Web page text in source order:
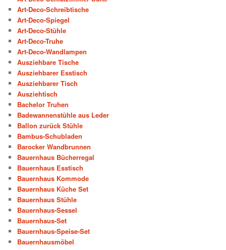
Art-Deco-Schreibtische
Art-Deco-Spiegel
Art-Deco-Stühle
Art-Deco-Truhe
Art-Deco-Wandlampen
Ausziehbare Tische
Ausziehbarer Esstisch
Ausziehbarer Tisch
Ausziehtisch
Bachelor Truhen
Badewannenstühle aus Leder
Ballon zurück Stühle
Bambus-Schubladen
Barocker Wandbrunnen
Bauernhaus Bücherregal
Bauernhaus Esstisch
Bauernhaus Kommode
Bauernhaus Küche Set
Bauernhaus Stühle
Bauernhaus-Sessel
Bauernhaus-Set
Bauernhaus-Speise-Set
Bauernhausmöbel